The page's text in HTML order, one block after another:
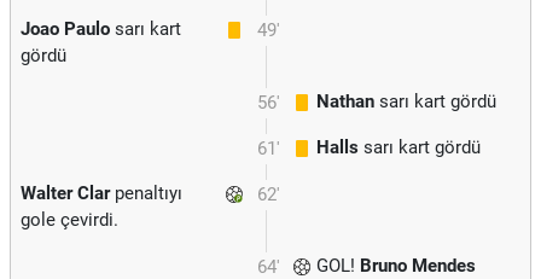
49'
Joao Paulo sarı kart
gördü
56' Nathan sarı kart gördü
61' Halls sarı kart gördü
62'
Walter Clarpenaltıyı
gole çevirdi.
64' GOL! Bruno Mendes